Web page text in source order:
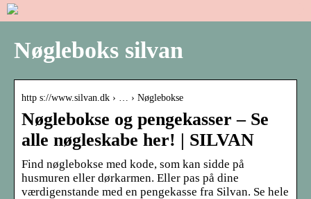
Nøgleboks silvan
http s://www.silvan.dk › … › Nøglebokse
Nøglebokse og pengekasser – Se
alle nøgleskabe her! | SILVAN
Find nøglebokse med kode, som kan sidde på
husmuren eller dørkarmen. Eller pas på dine
værdigenstande med en pengekasse fra Silvan. Se hele